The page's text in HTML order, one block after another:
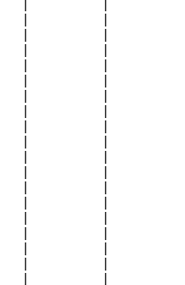
|         |
|         |               |
|         |               |
|         |
|         |
|         |               |
|         |
|         |               |
|         |
|         |
|         |               |
|         |
|         |
|         |
|         |
|         |               |
|         |               |
|         |
|         |